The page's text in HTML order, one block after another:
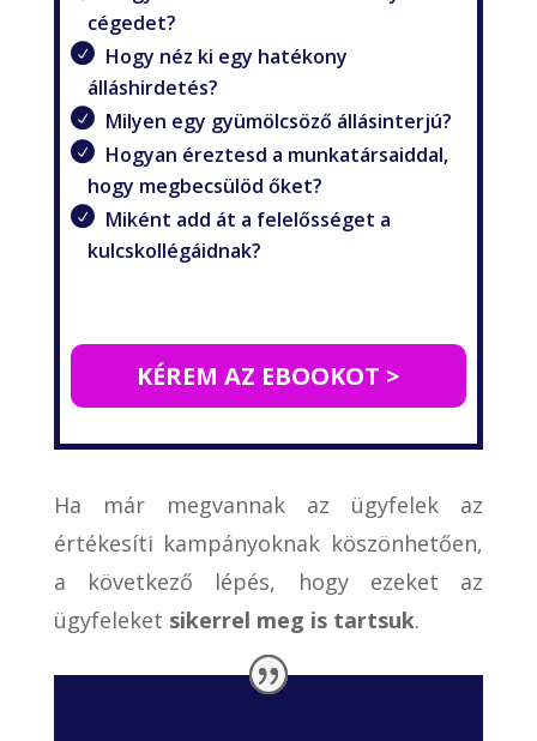
cégedet?
Hogy néz ki egy hatékony
álláshirdetés?
Milyen egy gyümölcsöző állásinterjú?
Hogyan éreztesd a munkatársaiddal,
hogy megbecsülöd őket?
Miként add át a felelősséget a
kulcskollégáidnak?
KÉREM AZ EBOOKOT >
Ha már megvannak az ügyfelek az
értékesíti kampányoknak köszönhetően,
a következő lépés, hogy ezeket az
ügyfeleket sikerrel meg is tartsuk.